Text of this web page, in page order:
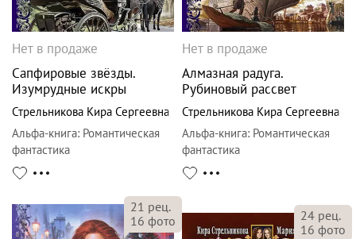
Нет в продаже
Сапфировые звёзды.
Изумрудные искры
Стрельникова Кира Сергеевна
Альфа-книга: Романтическая
фантастика
Нет в продаже
Алмазная радуга.
Рубиновый рассвет
Стрельникова Кира Сергеевна
Альфа-книга: Романтическая
фантастика
21 рец.
16 фото 24 рец.
16 фото